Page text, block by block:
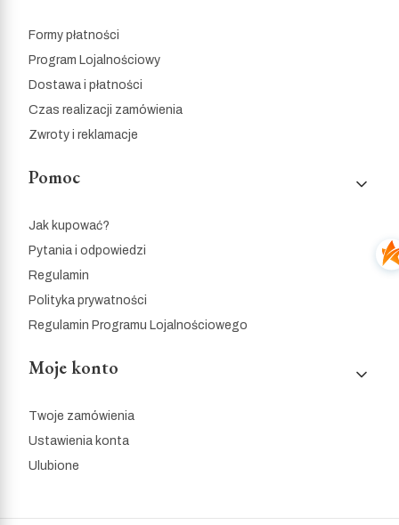
Formy płatności
Program Lojalnościowy
Dostawa i płatności
Czas realizacji zamówienia
Zwroty i reklamacje
Pomoc
Jak kupować?
Pytania i odpowiedzi
Regulamin
Polityka prywatności
Regulamin Programu Lojalnościowego
Moje konto
Twoje zamówienia
Ustawienia konta
Ulubione